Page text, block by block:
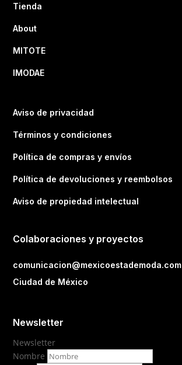
Tienda
About
MITOTE
IMODAE
Aviso de privacidad
Términos y condiciones
Política de compras y envíos
Política de devoluciones y reembolsos
Aviso de propiedad intelectual
Colaboraciones y proyectos
comunicacion@mexicoestademoda.com
Ciudad de México
Newsletter
Newsletter
Nombre